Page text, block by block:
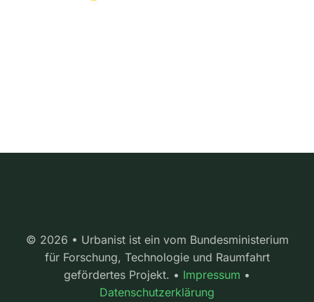
© 2026 • Urbanist ist ein vom Bundesministerium
für Forschung, Technologie und Raumfahrt
gefördertes Projekt. • Impressum •
Datenschutzerklärung